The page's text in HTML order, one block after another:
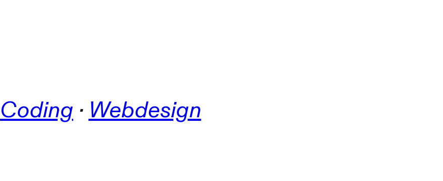
Coding · Webdesign